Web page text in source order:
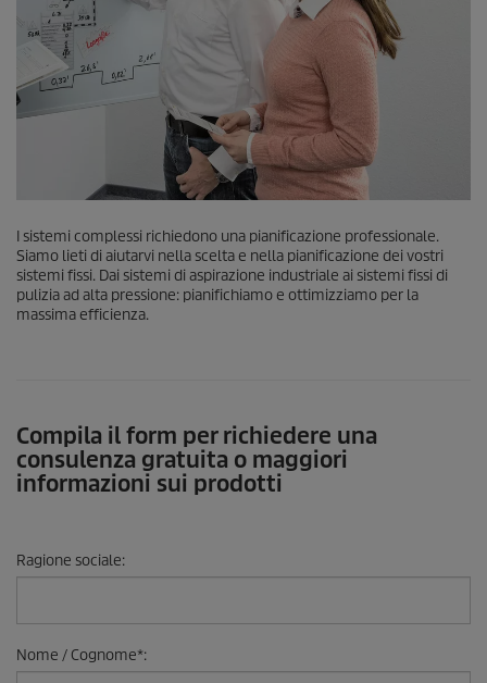
I sistemi complessi richiedono una pianificazione professionale.
Siamo lieti di aiutarvi nella scelta e nella pianificazione dei vostri
sistemi fissi. Dai sistemi di aspirazione industriale ai sistemi fissi di
pulizia ad alta pressione: pianifichiamo e ottimizziamo per la
massima efficienza.
Compila il form per richiedere una
consulenza gratuita o maggiori
informazioni sui prodotti
Ragione sociale:
Nome / Cognome*: